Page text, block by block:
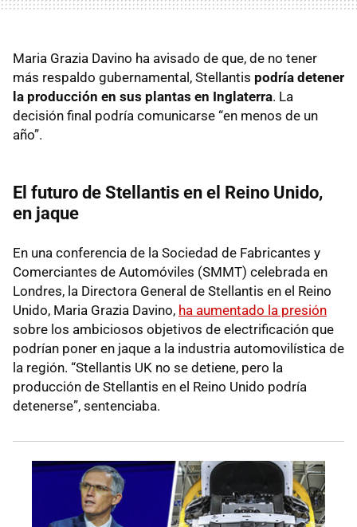
Maria Grazia Davino ha avisado de que, de no tener
más respaldo gubernamental, Stellantis podría detener
la producción en sus plantas en Inglaterra. La
decisión final podría comunicarse “en menos de un
año”.
El futuro de Stellantis en el Reino Unido,
en jaque
En una conferencia de la Sociedad de Fabricantes y
Comerciantes de Automóviles (SMMT) celebrada en
Londres, la Directora General de Stellantis en el Reino
Unido, Maria Grazia Davino, ha aumentado la presión
sobre los ambiciosos objetivos de electrificación que
podrían poner en jaque a la industria automovilística de
la región. “Stellantis UK no se detiene, pero la
producción de Stellantis en el Reino Unido podría
detenerse”, sentenciaba.